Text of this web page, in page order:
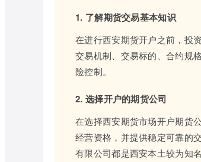
1. 了解期货交易基本知识
在进行西安期货开户之前，投
交易机制、交易标的、合约规
险控制。
2. 选择开户的期货公司
在选择西安期货市场开户期货
经营资格，并提供稳定可靠的
有限公司都是西安本土较为知